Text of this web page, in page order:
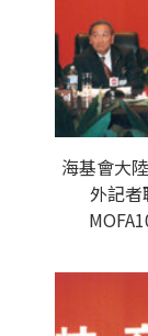
海基會大
外記